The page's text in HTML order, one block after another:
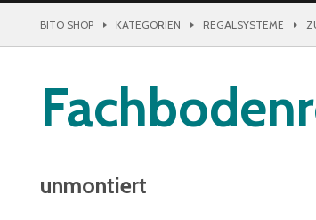
BITO SHOP KATEGORIEN REGALSYSTEME
unmontiert